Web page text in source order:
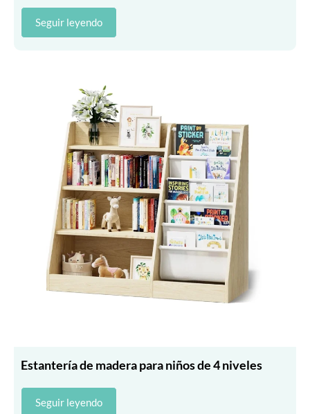
Seguir leyendo
Estantería de madera para niños de 4 niveles
Seguir leyendo